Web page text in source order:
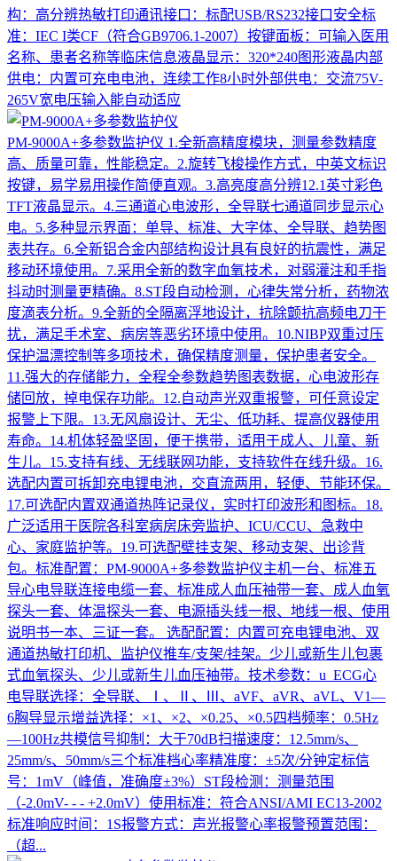
构：高分辨热敏打印通讯接口：标配USB/RS232接口安全标
准：IEC I类CF（符合GB9706.1-2007）按键面板：可输入医用
名称、患者名称等临床信息液晶显示：320*240图形液晶内部
供电：内置可充电电池，连续工作8小时外部供电：交流75V-
265V宽电压输入能自动适应
PM-9000A+多参数监护仪 1.全新高精度模块，测量参数精度
高、质量可靠，性能稳定。2.旋转飞梭操作方式，中英文标识
按键，易学易用操作简便直观。3.高亮度高分辨12.1英寸彩色
TFT液晶显示。4.三通道心电波形，全导联七通道同步显示心
电。5.多种显示界面：单导、标准、大字体、全导联、趋势图
表共存。6.全新铝合金内部结构设计具有良好的抗震性，满足
移动环境使用。7.采用全新的数字血氧技术，对弱灌注和手指
抖动时测量更精确。8.ST段自动检测，心律失常分析，药物浓
度滴表分析。9.全新的全隔离浮地设计，抗除颤抗高频电刀干
扰，满足手术室、病房等恶劣环境中使用。10.NIBP双重过压
保护温漂控制等多项技术，确保精度测量，保护患者安全。
11.强大的存储能力，全程全参数趋势图表数据，心电波形存
储回放，掉电保存功能。12.自动声光双重报警，可任意设定
报警上下限。13.无风扇设计、无尘、低功耗、提高仪器使用
寿命。14.机体轻盈坚固，便于携带，适用于成人、儿童、新
生儿。15.支持有线、无线联网功能，支持软件在线升级。16.
选配内置可拆卸充电锂电池，交直流两用，轻便、节能环保。
17.可选配内置双通道热阵记录仪，实时打印波形和图标。18.
广泛适用于医院各科室病房床旁监护、ICU/CCU、急救中
心、家庭监护等。19.可选配壁挂支架、移动支架、出诊背
包。标准配置：PM-9000A+多参数监护仪主机一台、标准五
导心电导联连接电缆一套、标准成人血压袖带一套、成人血氧
探头一套、体温探头一套、电源插头线一根、地线一根、使用
说明书一本、三证一套。 选配配置：内置可充电锂电池、双
通道热敏打印机、监护仪推车/支架/挂架。少儿或新生儿包裹
式血氧探头、少儿或新生儿血压袖带。技术参数：u ECG心
电导联选择：全导联、Ⅰ、Ⅱ、Ⅲ、aVF、aVR、aVL、V1—
6胸导显示增益选择：×1、×2、×0.25、×0.5四档频率：0.5Hz
—100Hz共模信号抑制：大于70dB扫描速度：12.5mm/s、
25mm/s、50mm/s三个标准档心率精准度：±5次/分钟定标信
号：1mV（峰值，准确度±3%）ST段检测：测量范围
（-2.0mV- - - +2.0mV）使用标准：符合ANSI/AMI EC13-2002
标准响应时间：1S报警方式：声光报警心率报警预置范围：
（超...